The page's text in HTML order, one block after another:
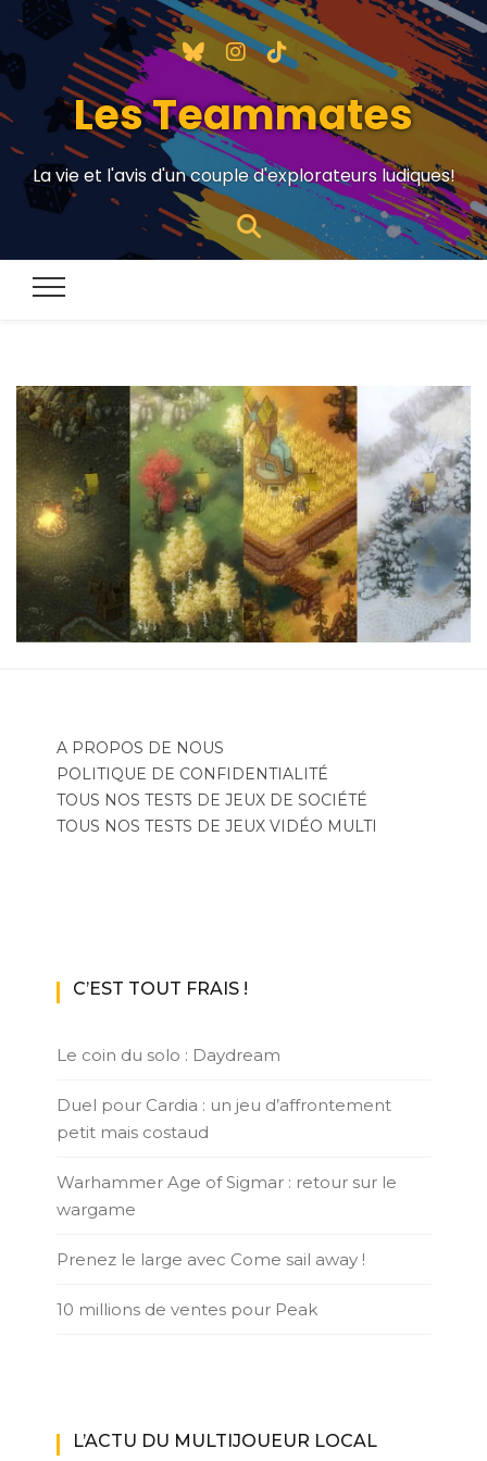
Les Teammates
La vie et l'avis d'un couple d'explorateurs ludiques!
A PROPOS DE NOUS
POLITIQUE DE CONFIDENTIALITÉ
TOUS NOS TESTS DE JEUX DE SOCIÉTÉ
TOUS NOS TESTS DE JEUX VIDÉO MULTI
C’EST TOUT FRAIS !
Le coin du solo : Daydream
Duel pour Cardia : un jeu d’affrontement
petit mais costaud
Warhammer Age of Sigmar : retour sur le
wargame
Prenez le large avec Come sail away !
10 millions de ventes pour Peak
L’ACTU DU MULTIJOUEUR LOCAL